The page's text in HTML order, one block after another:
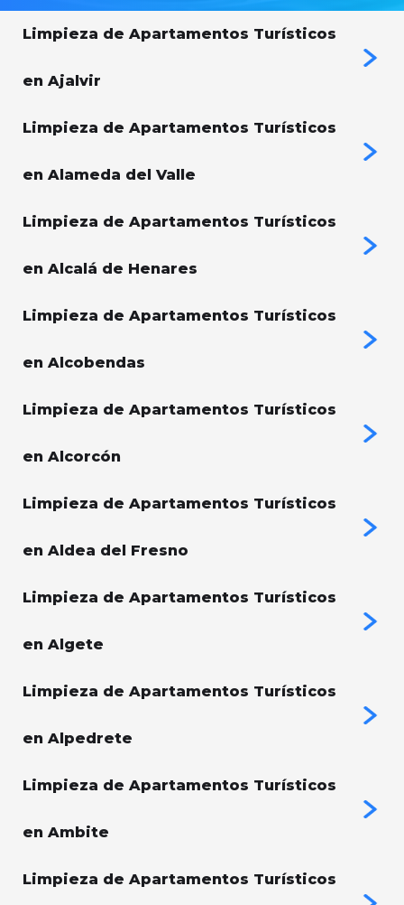
Limpieza de Apartamentos Turísticos
en Ajalvir
Limpieza de Apartamentos Turísticos
en Alameda del Valle
Limpieza de Apartamentos Turísticos
en Alcalá de Henares
Limpieza de Apartamentos Turísticos
en Alcobendas
Limpieza de Apartamentos Turísticos
en Alcorcón
Limpieza de Apartamentos Turísticos
en Aldea del Fresno
Limpieza de Apartamentos Turísticos
en Algete
Limpieza de Apartamentos Turísticos
en Alpedrete
Limpieza de Apartamentos Turísticos
en Ambite
Limpieza de Apartamentos Turísticos